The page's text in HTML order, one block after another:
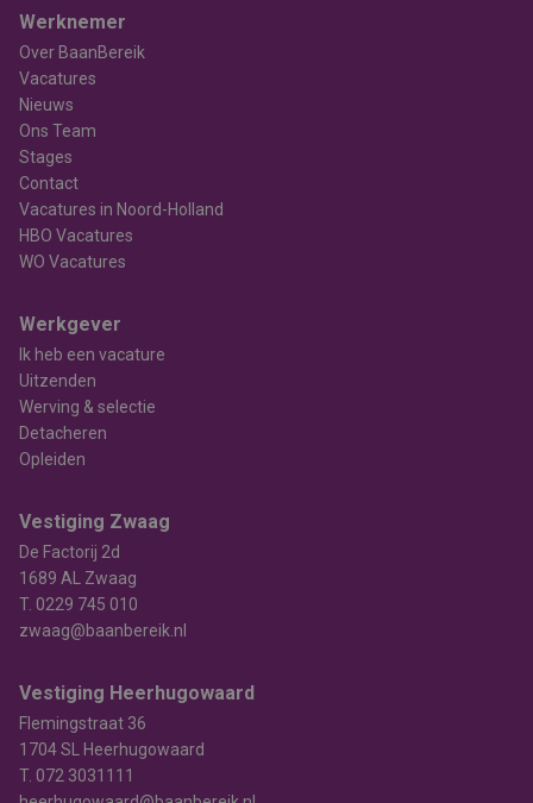
Werknemer
Over BaanBereik
Vacatures
Nieuws
Ons Team
Stages
Contact
Vacatures in Noord-Holland
HBO Vacatures
WO Vacatures
Werkgever
Ik heb een vacature
Uitzenden
Werving & selectie
Detacheren
Opleiden
Vestiging Zwaag
De Factorij 2d
1689 AL Zwaag
T. 0229 745 010
zwaag@baanbereik.nl
Vestiging Heerhugowaard
Flemingstraat 36
1704 SL Heerhugowaard
T. 072 3031111